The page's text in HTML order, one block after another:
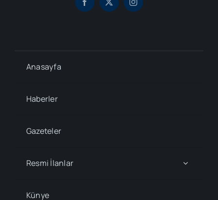
Anasayfa
Haberler
Gazeteler
Resmi İlanlar
Künye